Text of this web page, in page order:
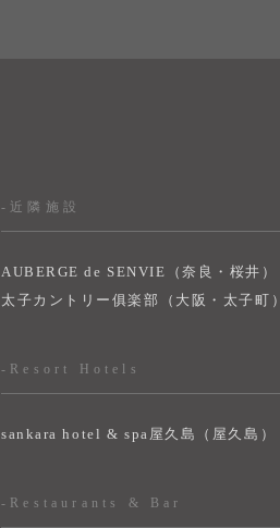
-近隣施設
AUBERGE de SENVIE（奈良・桜井）
太子カントリー俱楽部（大阪・太子町
-Resort Hotels
sankara hotel & spa屋久島（屋久島）
-Restaurants & Bar